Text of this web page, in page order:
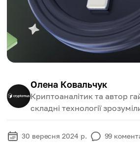
Олена Ковальчук
Криптоаналітик та автор
складні технології
30 вересня 2024 р. 99